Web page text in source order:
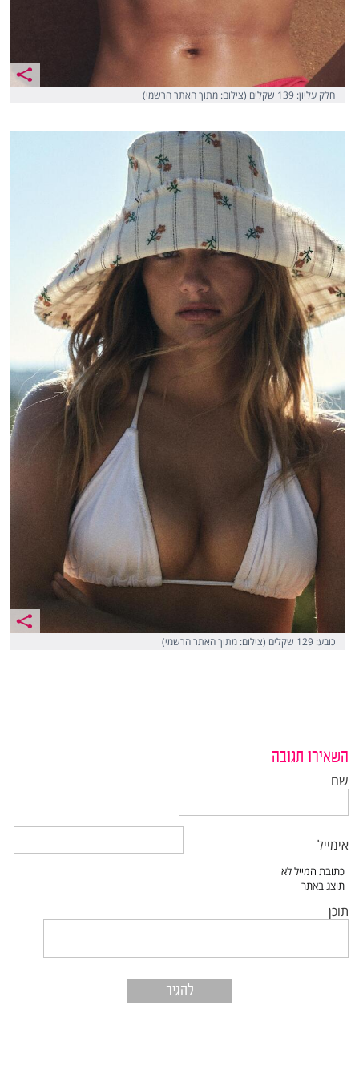
חלק עליון: 139 שקלים (צילום: מתוך האתר הרשמי)
כובע: 129 שקלים (צילום: מתוך האתר הרשמי)
השאירו תגובה
שם
אימייל
תוכן